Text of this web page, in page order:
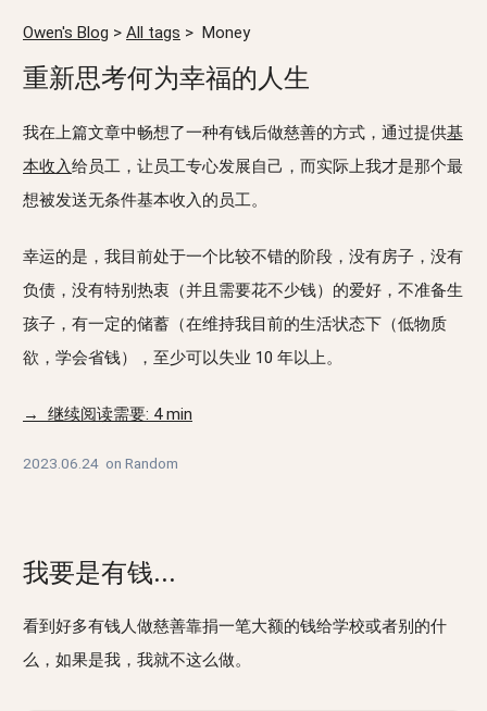
Owen's Blog > All tags > Money
重新思考何为幸福的人生
我在上篇文章中畅想了一种有钱后做慈善的方式，通过提供基
本收入给员工，让员工专心发展自己，而实际上我才是那个最
想被发送无条件基本收入的员工。
幸运的是，我目前处于一个比较不错的阶段，没有房子，没有
负债，没有特别热衷（并且需要花不少钱）的爱好，不准备生
孩子，有一定的储蓄（在维持我目前的生活状态下（低物质
欲，学会省钱），至少可以失业 10 年以上。
→ 继续阅读需要: 4 min
2023.06.24 on Random
我要是有钱...
看到好多有钱人做慈善靠捐一笔大额的钱给学校或者别的什
么，如果是我，我就不这么做。